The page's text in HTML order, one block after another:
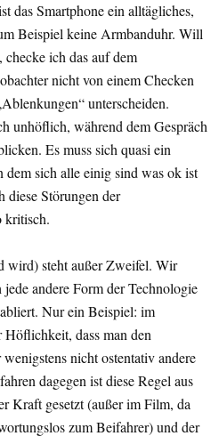
das Smartphone ein alltägliches,
Beispiel keine Armbanduhr. Will
ich das auf dem
nicht von einem Checken
unterscheiden.
unhöflich, während dem Gespräch
Es muss sich quasi ein
sich alle einig sind was ok ist
diese Störungen der
kritisch.
wird) steht außer Zweifel. Wir
andere Form der Technologie
Nur ein Beispiel: im
Höflichkeit, dass man den
nicht ostentativ andere
dagegen ist diese Regel aus
Kraft gesetzt (außer im Film, da
zum Beifahrer) und der